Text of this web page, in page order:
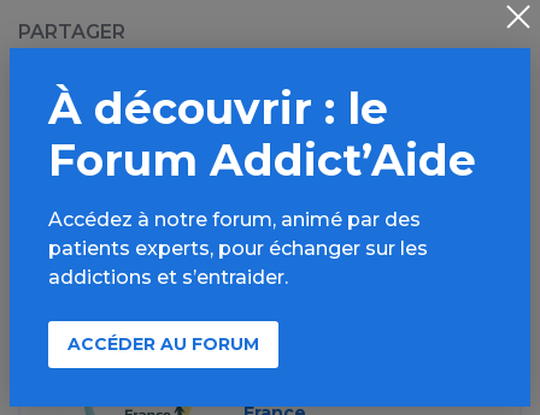
PARTAGER
Facebook
LinkedIn Mail
SMS WhatsApp
Source de l'article :
À découvrir : le
Forum Addict’Aide
Accédez à notre forum, animé par des
patients experts, pour échanger sur les
addictions et s’entraider.
ACCÉDER AU FORUM